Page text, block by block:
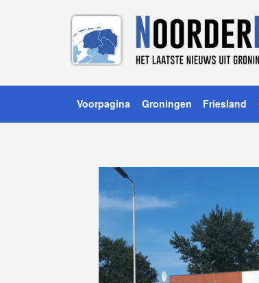
Voorpagina Groningen Friesland